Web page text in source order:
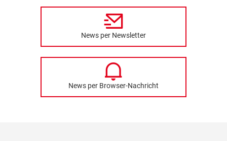
News per Newsletter
News per Browser-Nachricht